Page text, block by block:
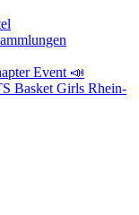
Event 📣
Basket Girls Rhein-